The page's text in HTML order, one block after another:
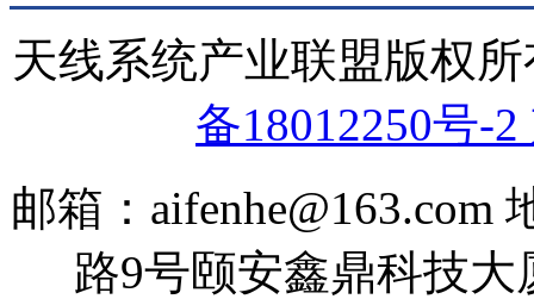
天线系统产业联盟版权
备18012250号-
邮箱：
路9号颐安鑫鼎科技大